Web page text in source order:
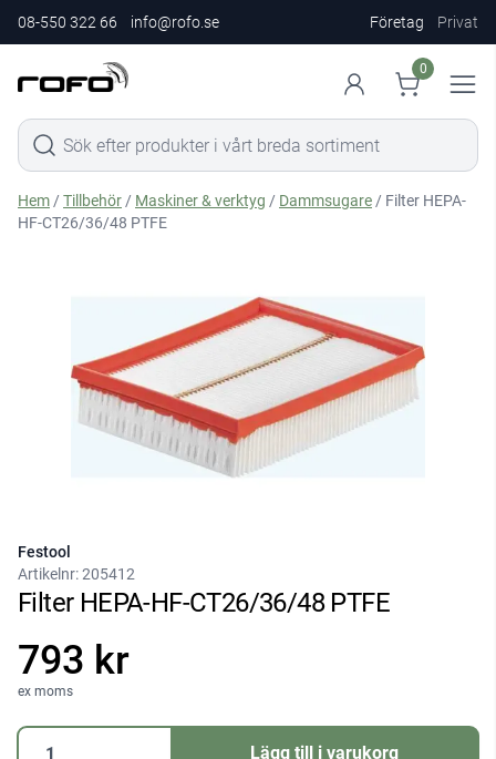
08-550 322 66 info@rofo.se Företag Privat
0
Hem /Tillbehör / Maskiner & verktyg / Dammsugare / Filter HEPA-
HF-CT26/36/48 PTFE
Festool
Artikelnr:205412
Filter HEPA-HF-CT26/36/48 PTFE
793 kr
ex moms
Filter
Lägg till i varukorg